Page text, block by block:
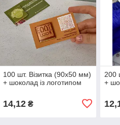
100 шт. Візитка (90х50 мм)
+ шоколад із логотипом
14,12₴
200
+